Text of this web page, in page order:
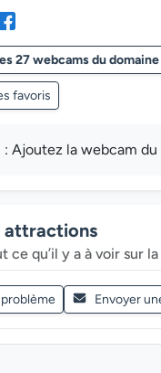
27 webcams du
favoris
: Ajoutez la webcam
attractions
ce qu’il y a à voir sur
Envoyer